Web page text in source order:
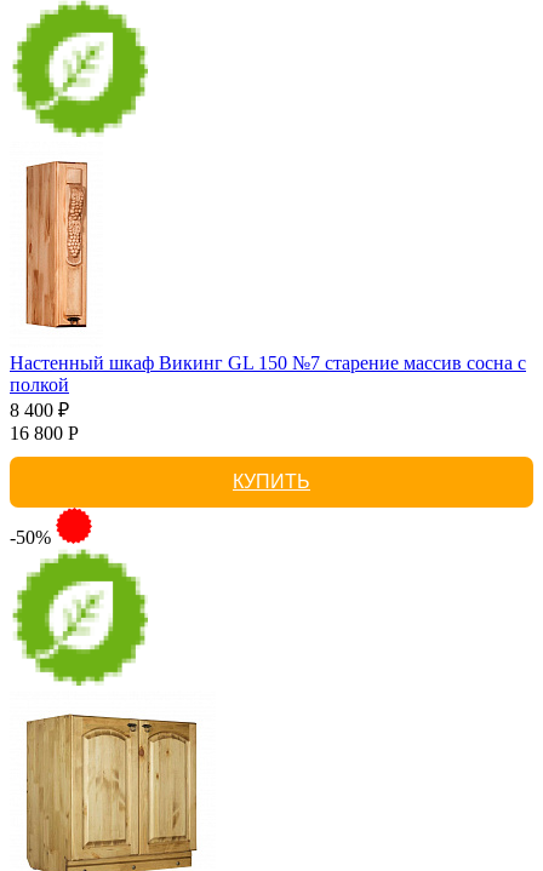
Настенный шкаф Викинг GL 150 №7 старение массив сосна с
полкой
8 400 ₽
16 800 Р
КУПИТЬ
-50%